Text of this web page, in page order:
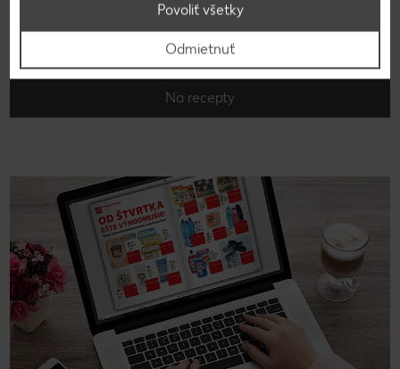
Hľadáte inšpiráciu na varenie? Tak ste tu správne!
Nahliadnite do našej on-line kuchárky a vyberajte z
množstva chutných receptov.
Na recepty
Odmietnuť
Povoliť všetky